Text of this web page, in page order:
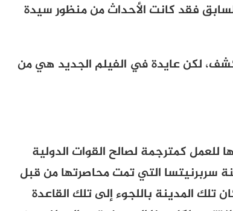
فقد كانت الأحداث من منظور سيدة
لكن عايدة في الفيلم الجديد هي من
للعمل كمترجمة لصالح القوات الدولية
سربرنيتسا التي تمت محاصرتها من قبل
تلك المدينة باللجوء إلى تلك القاعدة